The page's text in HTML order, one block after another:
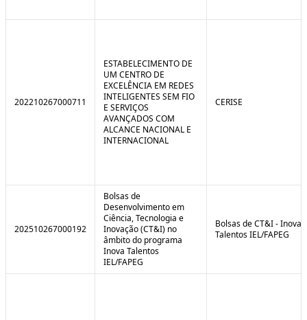
202210267000711
ESTABELECIMENTO DE
UM CENTRO DE
EXCELÊNCIA EM REDES
INTELIGENTES SEM FIO
E SERVIÇOS
AVANÇADOS COM
ALCANCE NACIONAL E
INTERNACIONAL
CERISE
202510267000192
Bolsas de
Desenvolvimento em
Ciência, Tecnologia e
Inovação (CT&I) no
âmbito do programa
Inova Talentos
IEL/FAPEG
Bolsas de CT&I - Inova
Talentos IEL/FAPEG